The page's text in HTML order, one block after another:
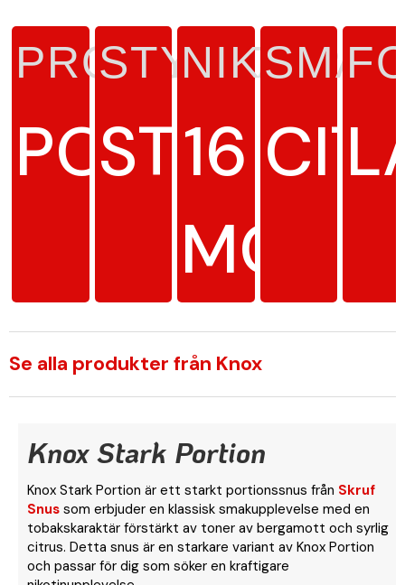
PRODUKTTYP
STYRKA
STARK
16
MG/G
SMAK
Se alla produkter från Knox
Knox Stark Portion
Knox Stark Portion är ett starkt portionssnus från Skruf
Snus som erbjuder en klassisk smakupplevelse med en
tobakskaraktär förstärkt av toner av bergamott och syrlig
citrus. Detta snus är en starkare variant av Knox Portion
och passar för dig som söker en kraftigare